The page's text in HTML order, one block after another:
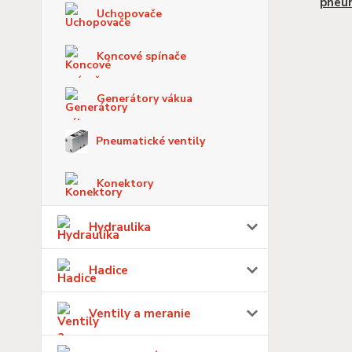
Uchopovače
Koncové spínače
Generátory vákua
Pneumatické ventily
Konektory
Hydraulika
Hadice
Ventily a meranie